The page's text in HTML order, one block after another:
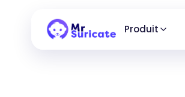
Produit